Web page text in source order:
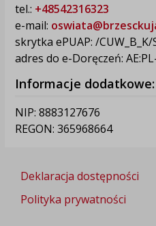
tel.: +48542316323
e-mail:
skrytka ePUAP: /
adres do e-Doręczeń:
Informacje dodatkowe:
NIP: 8883127676
REGON: 365968664
Deklaracja dostępności
Polityka prywatności